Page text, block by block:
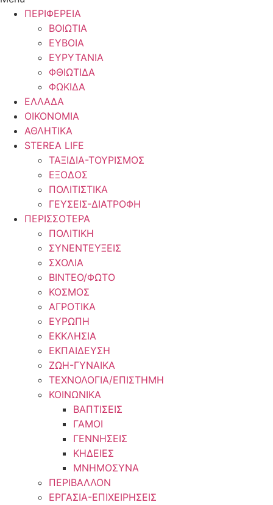
ΠΕΡΙΦΕΡΕΙΑ
ΒΟΙΩΤΙΑ
ΕΥΒΟΙΑ
ΕΥΡΥΤΑΝΙΑ
ΦΘΙΩΤΙΔΑ
ΦΩΚΙΔΑ
ΕΛΛΑΔΑ
ΟΙΚΟΝΟΜΙΑ
ΑΘΛΗΤΙΚΑ
STEREA LIFE
ΤΑΞΙΔΙΑ-ΤΟΥΡΙΣΜΟΣ
ΕΞΟΔΟΣ
ΠΟΛΙΤΙΣΤΙΚΑ
ΓΕΥΣΕΙΣ-ΔΙΑΤΡΟΦΗ
ΠΕΡΙΣΣΟΤΕΡΑ
ΠΟΛΙΤΙΚΗ
ΣΥΝΕΝΤΕΥΞΕΙΣ
ΣΧΟΛΙΑ
ΒΙΝΤΕΟ/ΦΩΤΟ
ΚΟΣΜΟΣ
ΑΓΡΟΤΙΚΑ
ΕΥΡΩΠΗ
ΕΚΚΛΗΣΙΑ
ΕΚΠΑΙΔΕΥΣΗ
ΖΩΗ-ΓΥΝΑΙΚΑ
ΤΕΧΝΟΛΟΓΙΑ/ΕΠΙΣΤΗΜΗ
ΚΟΙΝΩΝΙΚΑ
ΒΑΠΤΙΣΕΙΣ
ΓΑΜΟΙ
ΓΕΝΝΗΣΕΙΣ
ΚΗΔΕΙΕΣ
ΜΝΗΜΟΣΥΝΑ
ΠΕΡΙΒΑΛΛΟΝ
ΕΡΓΑΣΙΑ-ΕΠΙΧΕΙΡΗΣΕΙΣ